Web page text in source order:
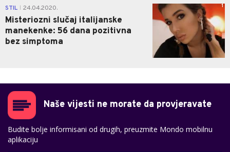
STIL 24.04.2020.
Misteriozni slučaj italijanske
manekenke: 56 dana pozitivna
bez simptoma
1
Naše vijesti ne morate da provjeravate
Budite bolje informisani od drugih, preuzmite Mondo mobilnu
aplikaciju